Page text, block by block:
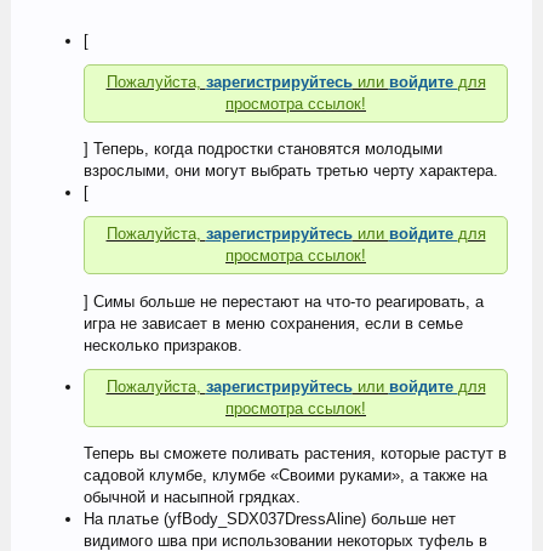
[
Пожалуйста, зарегистрируйтесьили войдите для
просмотра ссылок!
] Теперь, когда подростки становятся молодыми
взрослыми, они могут выбрать третью черту характера.
[
Пожалуйста, зарегистрируйтесьили войдите для
просмотра ссылок!
] Симы больше не перестают на что-то реагировать, а
игра не зависает в меню сохранения, если в семье
несколько призраков.
Пожалуйста, зарегистрируйтесьили войдите для
просмотра ссылок!
Теперь вы сможете поливать растения, которые растут в
садовой клумбе, клумбе «Своими руками», а также на
обычной и насыпной грядках.
На платье (yfBody_SDX037DressAline) больше нет
видимого шва при использовании некоторых туфель в